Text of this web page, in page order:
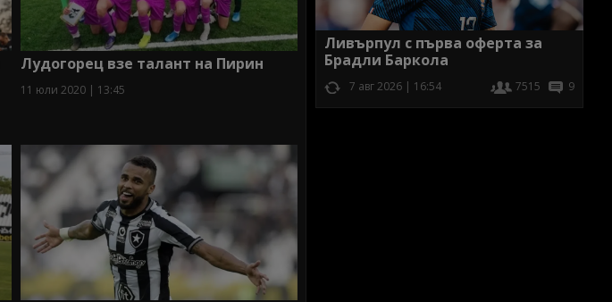
Лудогорец взе талант на Пирин
11 юли 2020 | 13:45
Ливърпул с първа оферта за
Брадли Баркола
7 авг 2026 | 16:54 7515 9